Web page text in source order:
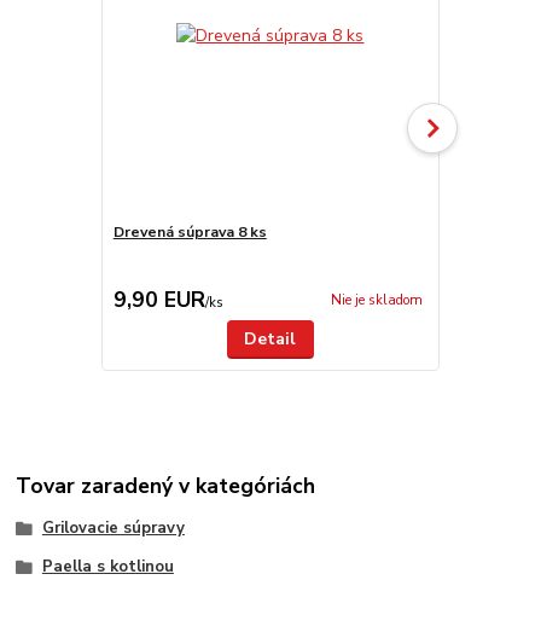
Drevená súprava 8 ks
9,90 EUR/ks Nie je skladom
Detail
Tovar zaradený v kategóriách
Grilovacie súpravy
Paella s kotlinou